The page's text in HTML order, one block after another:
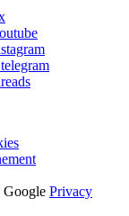
Google Privacy